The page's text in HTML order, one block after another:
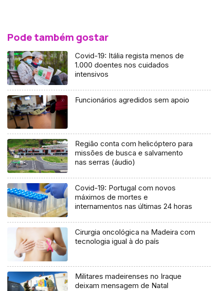
Pode também gostar
Covid-19: Itália regista menos de
1.000 doentes nos cuidados
intensivos
Funcionários agredidos sem apoio
Região conta com helicóptero para
missões de busca e salvamento
nas serras (áudio)
Covid-19: Portugal com novos
máximos de mortes e
internamentos nas últimas 24 horas
Cirurgia oncológica na Madeira com
tecnologia igual à do país
Militares madeirenses no Iraque
deixam mensagem de Natal